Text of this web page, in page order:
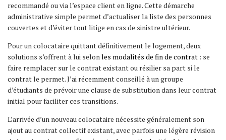
recommandé ou via l’espace client en ligne. Cette démarche
administrative simple permet d’actualiser la liste des personnes
couvertes et d’éviter tout litige en cas de sinistre ultérieur.
Pour un colocataire quittant définitivement le logement, deux
solutions s’offrent à lui selonles modalités de fin de contrat : se
faire remplacer sur le contrat existant ou résilier sa part si le
contrat le permet. J’ai récemment conseillé à un groupe
d’étudiants de prévoir une clause de substitution dans leur contrat
initial pour faciliter ces transitions.
L’arrivée d’un nouveau colocataire nécessite généralement son
ajout au contrat collectif existant, avec parfois une légère révision